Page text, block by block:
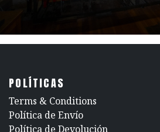
POLÍTICAS
​Terms & Conditions
Política de Envío
Política de Devolución